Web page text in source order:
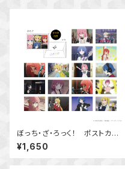
ぼっち・ざ・ろっく！ ポストカー
ド16種セット
¥1,650